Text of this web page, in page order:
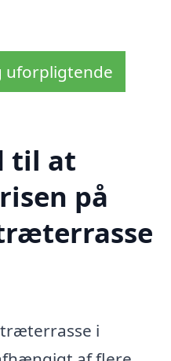
uforpligtende
til at
på
i